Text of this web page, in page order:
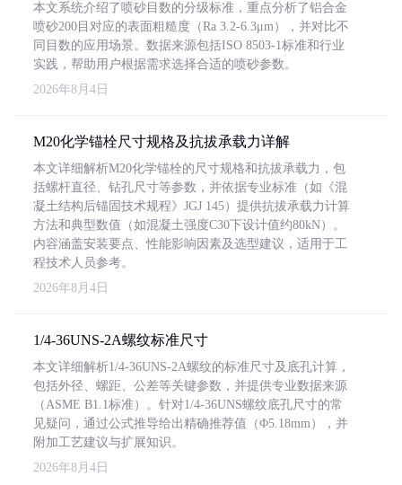
本文系统介绍了喷砂目数的分级标准，重点分析了铝合金
喷砂200目对应的表面粗糙度（Ra 3.2-6.3μm），并对比不
同目数的应用场景。数据来源包括ISO 8503-1标准和行业
实践，帮助用户根据需求选择合适的喷砂参数。
2026年8月4日
M20化学锚栓尺寸规格及抗拔承载力详解
本文详细解析M20化学锚栓的尺寸规格和抗拔承载力，包
括螺杆直径、钻孔尺寸等参数，并依据专业标准（如《混
凝土结构后锚固技术规程》JGJ 145）提供抗拔承载力计算
方法和典型数值（如混凝土强度C30下设计值约80kN）。
内容涵盖安装要点、性能影响因素及选型建议，适用于工
程技术人员参考。
2026年8月4日
1/4-36UNS-2A螺纹标准尺寸
本文详细解析1/4-36UNS-2A螺纹的标准尺寸及底孔计算，
包括外径、螺距、公差等关键参数，并提供专业数据来源
（ASME B1.1标准）。针对1/4-36UNS螺纹底孔尺寸的常
见疑问，通过公式推导给出精确推荐值（Φ5.18mm），并
附加工艺建议与扩展知识。
2026年8月4日